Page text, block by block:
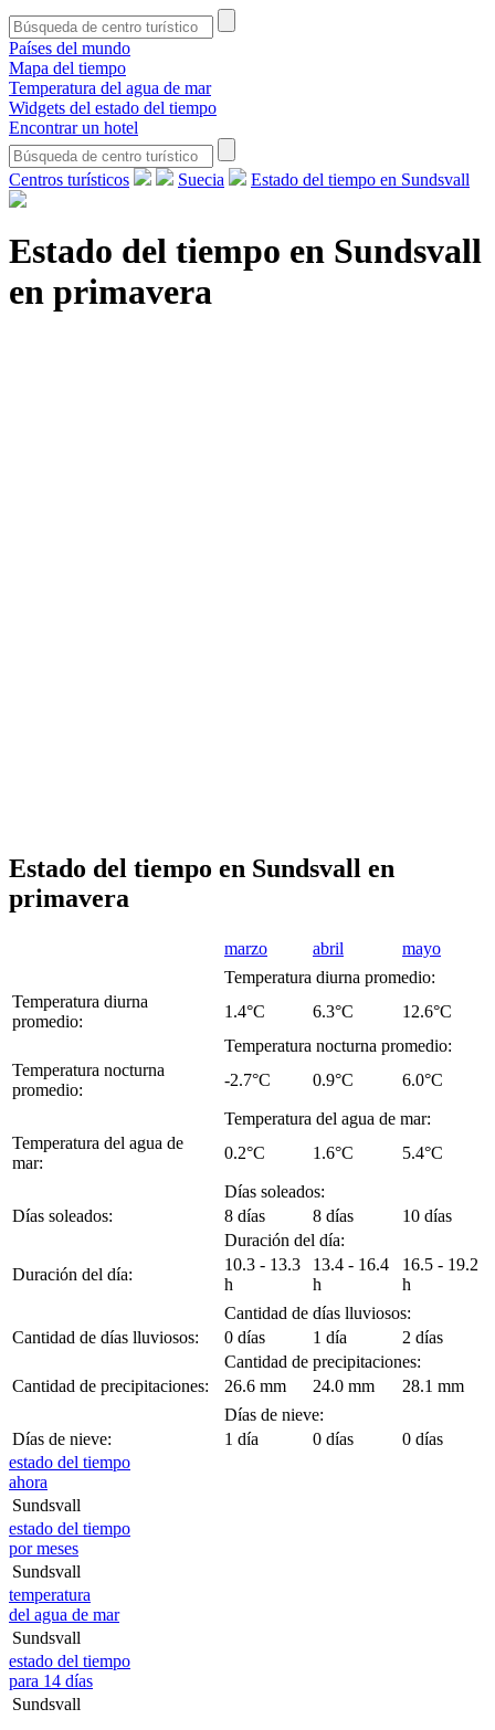
Países del mundo
Mapa del tiempo
Temperatura del agua de mar
Widgets del estado del tiempo
Encontrar un hotel
Centros turísticos Suecia Estado del tiempo en Sundsvall
Estado del tiempo en Sundsvall
en primavera
Estado del tiempo en Sundsvall en
primavera
marzo abril
mayo
Temperatura diurna promedio:
Temperatura diurna
promedio:
1.4°C 6.3°C
12.6°C
Temperatura nocturna promedio:
Temperatura nocturna
promedio:
-2.7°C 0.9°C 6.0°C
Temperatura del agua de mar:
Temperatura del agua de
mar:
0.2°C 1.6°C 5.4°C
Días soleados:
Días soleados:
8 días 8 días
10 días
Duración del día:
Duración del día:
10.3 - 13.3
h
13.4 - 16.4
h
16.5 - 19.2
h
Cantidad de días lluviosos:
Cantidad de días lluviosos:
0 días 1 día
2 días
Cantidad de precipitaciones:
Cantidad de precipitaciones:
26.6 mm 24.0 mm
28.1 mm
Días de nieve:
Días de nieve:
1 día 0 días
0 días
estado del tiempo
ahora
Sundsvall
estado del tiempo
por meses
Sundsvall
temperatura
del agua de mar
Sundsvall
estado del tiempo
para 14 días
Sundsvall